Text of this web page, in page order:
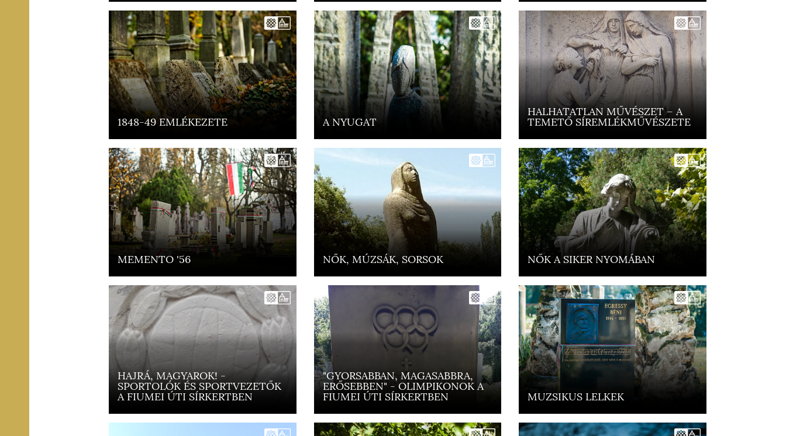
1848-49 EMLÉKEZETE A NYUGAT
HALHATATLAN MŰVÉSZET – A
TEMETŐ SÍREMLÉKMŰVÉSZETE
MEMENTO '56 NŐK, MÚZSÁK, SORSOK NŐK A SIKER NYOMÁBAN
HAJRÁ, MAGYAROK! -
SPORTOLÓK ÉS SPORTVEZETŐK
A FIUMEI ÚTI SÍRKERTBEN
"GYORSABBAN, MAGASABBRA,
ERŐSEBBEN" - OLIMPIKONOK A
FIUMEI ÚTI SÍRKERTBEN
MUZSIKUS LELKEK